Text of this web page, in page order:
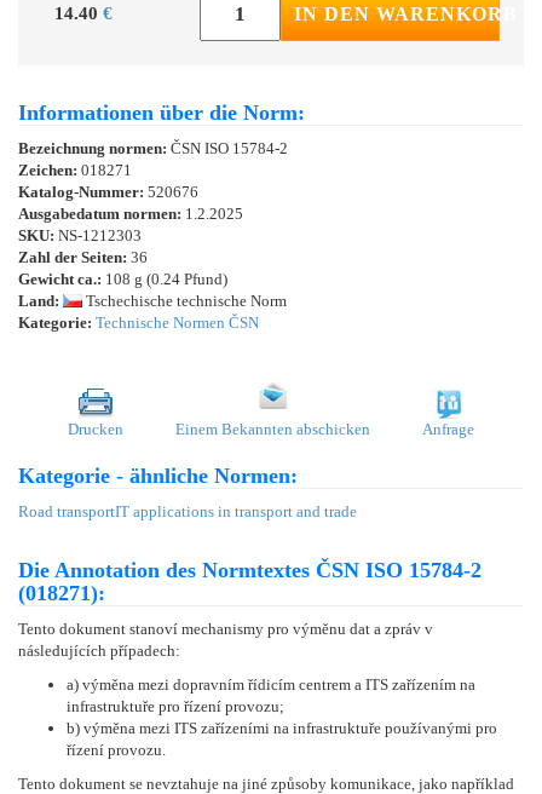
14.40 € IN DEN WARENKORB
Informationen über die Norm:
Bezeichnung normen: ČSN ISO 15784-2
Zeichen: 018271
Katalog-Nummer: 520676
Ausgabedatum normen: 1.2.2025
SKU: NS-1212303
Zahl der Seiten: 36
Gewicht ca.: 108 g (0.24 Pfund)
Land:
Tschechische technische Norm
Kategorie: Technische Normen ČSN
Drucken Einem Bekannten abschicken Anfrage
Kategorie - ähnliche Normen:
Road transportIT applications in transport and trade
Die Annotation des Normtextes ČSN ISO 15784-2
(018271):
Tento dokument stanoví mechanismy pro výměnu dat a zpráv v
následujících případech:
a) výměna mezi dopravním řídicím centrem a ITS zařízením na
infrastruktuře pro řízení provozu;
b) výměna mezi ITS zařízeními na infrastruktuře používanými pro
řízení provozu.
Tento dokument se nevztahuje na jiné způsoby komunikace, jako například